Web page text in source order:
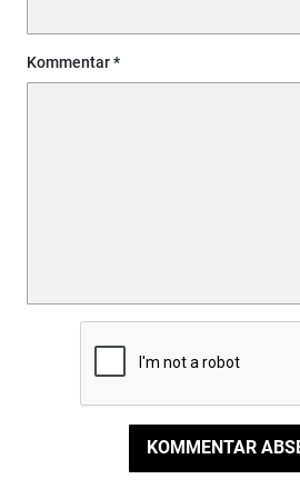
Kommentar
KOMMENTAR